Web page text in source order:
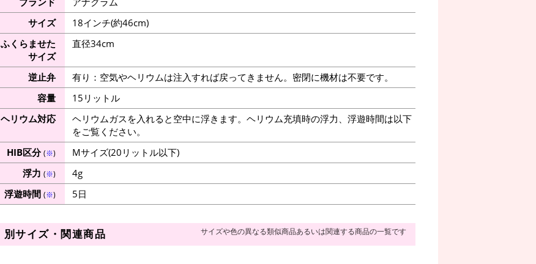
サイズ
18インチ(約46cm)
ふくらませた
サイズ
直径34cm
逆止弁
有り：空気やヘリウムは注入すれば戻ってきません。密閉に機材は不要です。
容量
15リットル
ヘリウム対応
ヘリウムガスを入れると空中に浮きます。ヘリウム充填時の浮力、浮遊時間は以下
をご覧ください。
HIB区分(※)
Mサイズ(20リットル以下)
浮力 (※)
4g
浮遊時間 (※) 5日
別サイズ・関連商品 サイズや色の異なる類似商品あるいは関連する商品の一覧です